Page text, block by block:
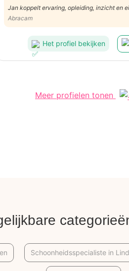
Jan koppelt ervaring, opleiding, inzicht en
sociale vaardigheden die van hem een
resultaatgerichte coach maakt met
resultaten en gewenste
inzichten bij de coachée.
Abracam
Het profiel bekijken
Meer profielen tonen
Schoonheidsspecialiste in